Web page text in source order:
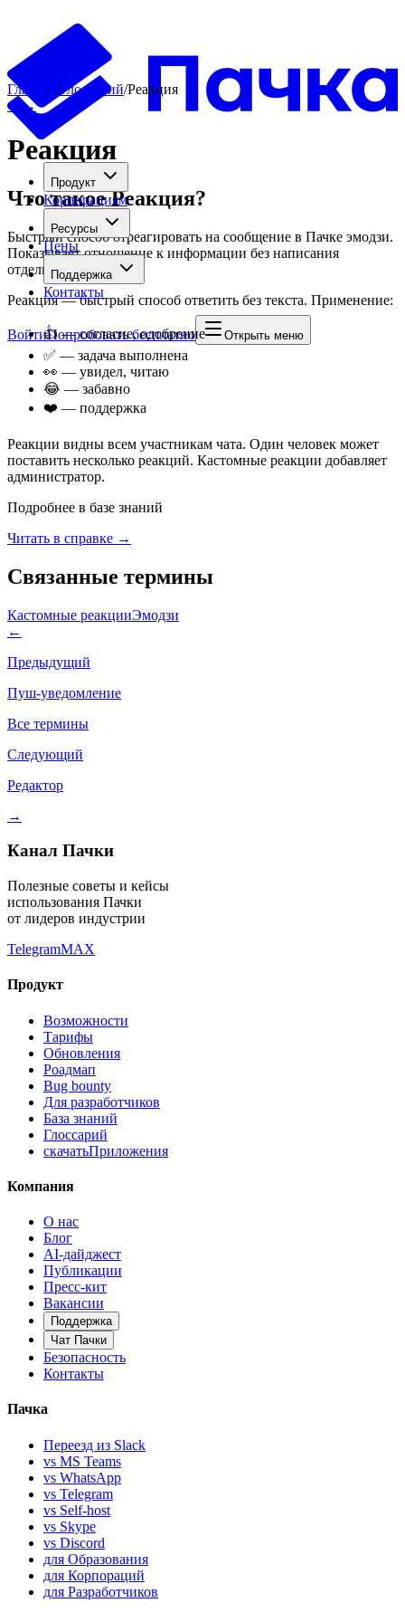
Продукт
Корпорациям
Ресурсы
Цены
Поддержка
Контакты
ВойтиПопробовать бесплатно Открыть меню
Главная /Глоссарий/Реакция
← →
Реакция
Что такоеРеакция?
Быстрый способ отреагировать на сообщение в Пачке эмодзи.
Показывает отношение к информации без написания
отдельного ответа
Реакция — быстрый способ ответить без текста. Применение:
👍 — согласие, одобрение
✅ — задача выполнена
👀 — увидел, читаю
😂 — забавно
❤️ — поддержка
Реакции видны всем участникам чата. Один человек может
поставить несколько реакций. Кастомные реакции добавляет
администратор.
Подробнее в базе знаний
Читать в справке →
Связанные термины
Кастомные реакцииЭмодзи
←
Предыдущий
Пуш-уведомление
Все термины
Следующий
Редактор
→
Канал Пачки
Полезные советы и кейсы
использования Пачки
от лидеров индустрии
TelegramMAX
Продукт
Возможности
Тарифы
Обновления
Роадмап
Bug bounty
Для разработчиков
База знаний
Глоссарий
скачатьПриложения
Компания
О нас
Блог
AI-дайджест
Публикации
Пресс-кит
Вакансии
Поддержка
Чат Пачки
Безопасность
Контакты
Пачка
Переезд из Slack
vs MS Teams
vs WhatsApp
vs Telegram
vs Self-host
vs Skype
vs Discord
для Образования
для Корпораций
для Разработчиков